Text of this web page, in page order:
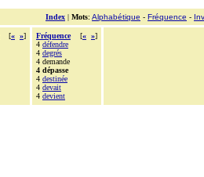
Index | Mots: Alphabétique - Fréquence -
[« »]
Fréquence [« »]
4 défendre
4 degrés
4 demande
4 dépasse
4 destinée
4 devait
4 devient